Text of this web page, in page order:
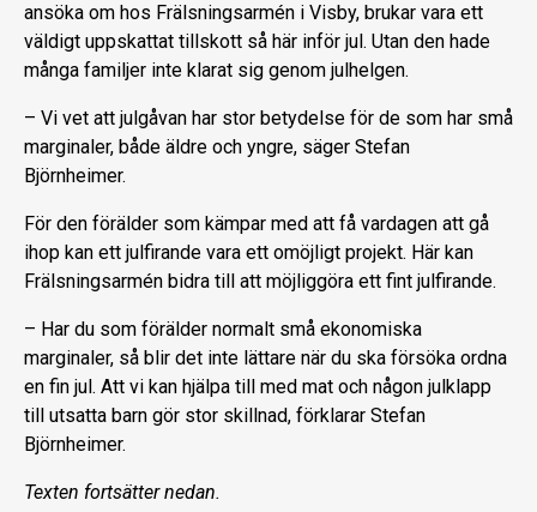
ansöka om hos Frälsningsarmén i Visby, brukar vara ett
väldigt uppskattat tillskott så här inför jul. Utan den hade
många familjer inte klarat sig genom julhelgen.
– Vi vet att julgåvan har stor betydelse för de som har små
marginaler, både äldre och yngre, säger Stefan
Björnheimer.
För den förälder som kämpar med att få vardagen att gå
ihop kan ett julfirande vara ett omöjligt projekt. Här kan
Frälsningsarmén bidra till att möjliggöra ett fint julfirande.
– Har du som förälder normalt små ekonomiska
marginaler, så blir det inte lättare när du ska försöka ordna
en fin jul. Att vi kan hjälpa till med mat och någon julklapp
till utsatta barn gör stor skillnad, förklarar Stefan
Björnheimer.
Texten fortsätter nedan.